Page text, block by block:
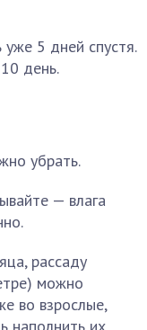
5 дней спустя.
день.
убрать.
— влага
рассаду
можно
во взрослые,